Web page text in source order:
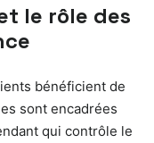
le rôle des
bénéficient de
sont encadrées
qui contrôle le